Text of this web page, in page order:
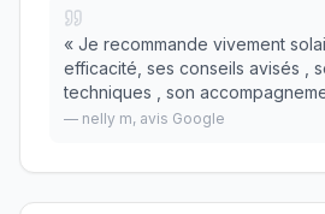
« Je recommande vivement
efficacité, ses conseils avisés ,
techniques , son
son aide à l’optimisation de nos
— nelly m, avis Google